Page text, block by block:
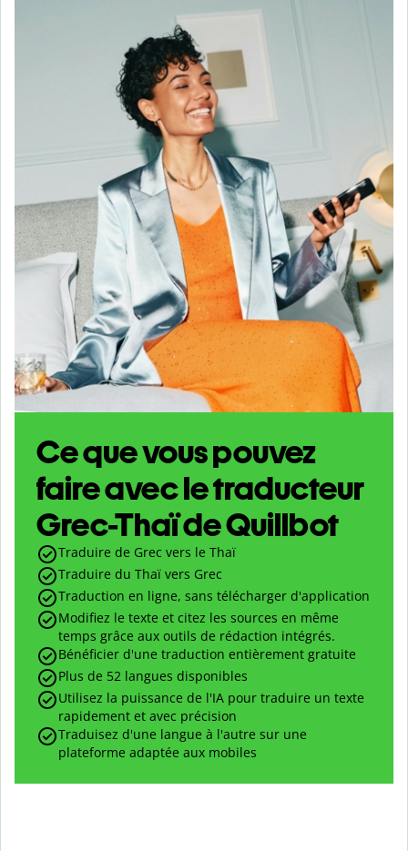
Ce que vous pouvez
faire avec le traducteur
Grec-Thaï de Quillbot
Traduire de Grec vers le Thaï
Traduire du Thaï vers Grec
Traduction en ligne, sans télécharger d'application
Modifiez le texte et citez les sources en même
temps grâce aux outils de rédaction intégrés.
Bénéficier d'une traduction entièrement gratuite
Plus de 52 langues disponibles
Utilisez la puissance de l'IA pour traduire un texte
rapidement et avec précision
Traduisez d'une langue à l'autre sur une
plateforme adaptée aux mobiles